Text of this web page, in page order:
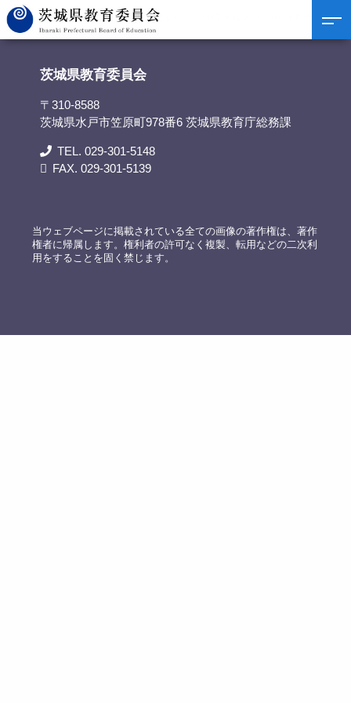
茨城県教育委員会>担当部署>生徒支援・いじめ対策推進室 いじめ対策担当
茨城県教育委員会
〒310-8588
茨城県水戸市笠原町978番6 茨城県教育庁総務課
TEL. 029-301-5148
FAX. 029-301-5139
当ウェブページに掲載されている全ての画像の著作権は、著作
権者に帰属します。権利者の許可なく複製、転用などの二次利
用をすることを固く禁じます。